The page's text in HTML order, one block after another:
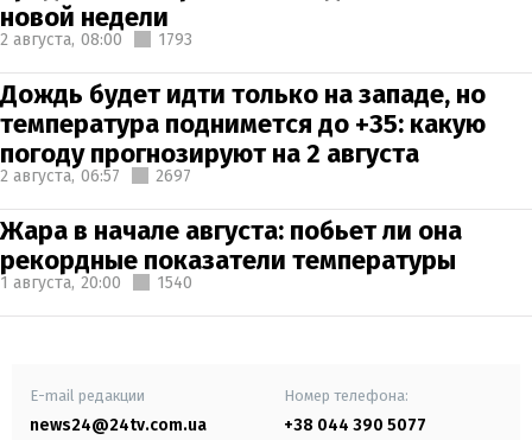
новой недели
2 августа, 08:00 1793
Дождь будет идти только на западе, но
температура поднимется до +35: какую
погоду прогнозируют на 2 августа
2 августа, 06:57 2697
Жара в начале августа: побьет ли она
рекордные показатели температуры
1 августа, 20:00 1540
E-mail редакции
news24@24tv.com.ua
Номер телефона:
+38 044 390 5077